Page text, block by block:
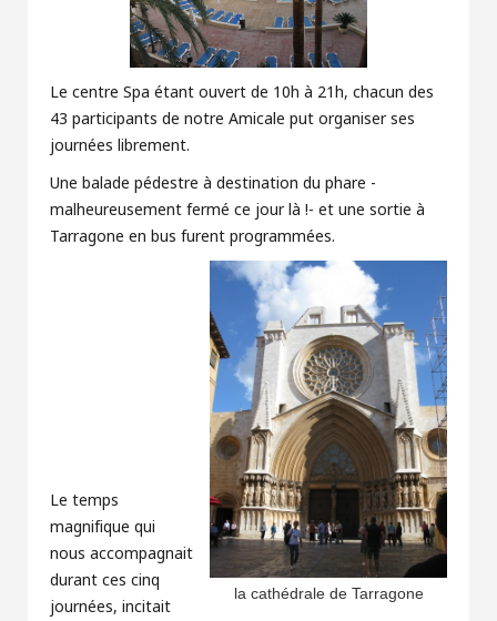
Le centre Spa étant ouvert de 10h à 21h, chacun des
43 participants de notre Amicale put organiser ses
journées librement.
Une balade pédestre à destination du phare -
malheureusement fermé ce jour là !- et une sortie à
Tarragone en bus furent programmées.
la cathédrale de Tarragone
Le temps
magnifique qui
nous accompagnait
durant ces cinq
journées, incitait